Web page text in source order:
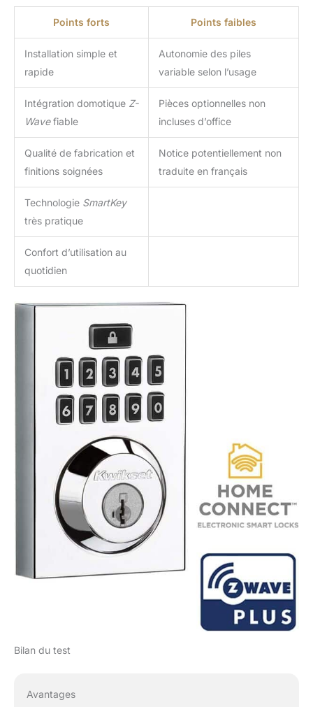
Points forts Points faibles
Installation simple et
rapide
Autonomie des piles
variable selon l’usage
Intégration domotique Z-
Wavefiable
Pièces optionnelles non
incluses d’office
Qualité de fabrication et
finitions soignées
Notice potentiellement non
traduite en français
Technologie SmartKey
très pratique
Confort d’utilisation au
quotidien
Bilan du test
Avantages